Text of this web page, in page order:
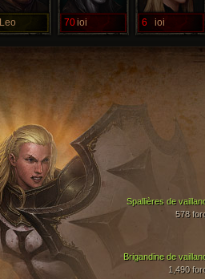
Leo 70ioi 6 ioi
Brigandine de
1,490
Spallières de
578